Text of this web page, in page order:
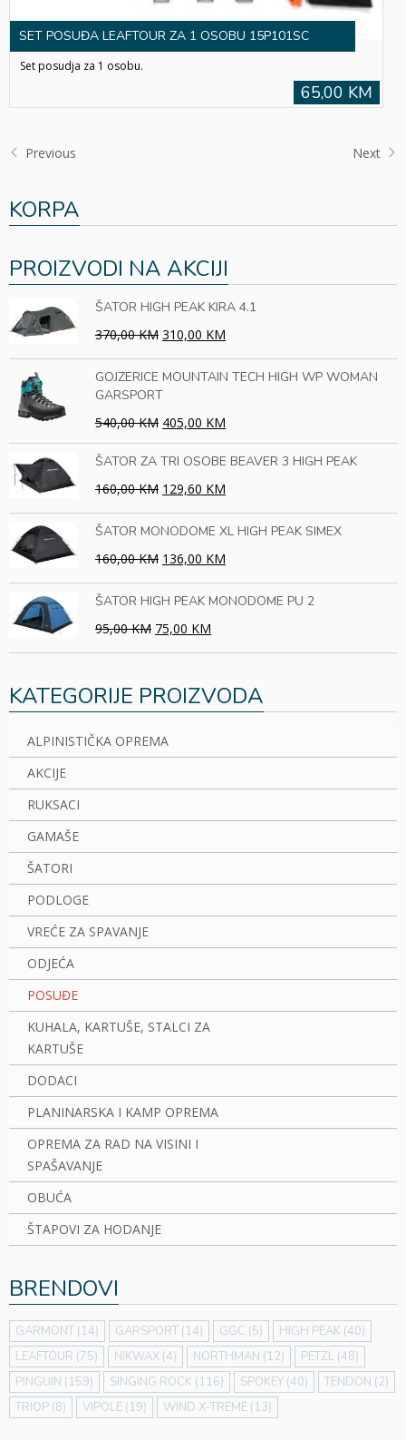
SET POSUĐA LEAFTOUR ZA 1 OSOBU 15P101SC
Set posudja za 1 osobu.
65,00 KM
Previous Next
KORPA
PROIZVODI NA AKCIJI
ŠATOR HIGH PEAK KIRA 4.1
370,00 KM 310,00 KM
GOJZERICE MOUNTAIN TECH HIGH WP WOMAN
GARSPORT
540,00 KM 405,00 KM
ŠATOR ZA TRI OSOBE BEAVER 3 HIGH PEAK
160,00 KM 129,60 KM
ŠATOR MONODOME XL HIGH PEAK SIMEX
160,00 KM 136,00 KM
ŠATOR HIGH PEAK MONODOME PU 2
95,00 KM 75,00 KM
KATEGORIJE PROIZVODA
ALPINISTIČKA OPREMA
AKCIJE
RUKSACI
GAMAŠE
ŠATORI
PODLOGE
VREĆE ZA SPAVANJE
ODJEĆA
POSUĐE
KUHALA, KARTUŠE, STALCI ZA
KARTUŠE
DODACI
PLANINARSKA I KAMP OPREMA
OPREMA ZA RAD NA VISINI I
SPAŠAVANJE
OBUĆA
ŠTAPOVI ZA HODANJE
BRENDOVI
GARMONT (14) GARSPORT (14) GGC (5) HIGH PEAK (40)
LEAFTOUR (75) NIKWAX (4) NORTHMAN (12) PETZL (48)
PINGUIN (159) SINGING ROCK (116) SPOKEY (40) TENDON (2)
TRIOP (8) VIPOLE (19) WIND X-TREME (13)